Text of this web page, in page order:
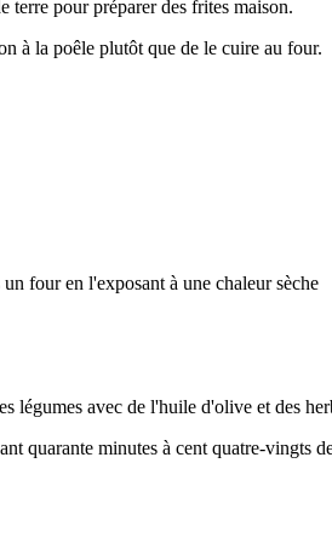
terre pour préparer des frites maison.
à la poêle plutôt que de le cuire au four.
four en l'exposant à une chaleur sèche
légumes avec de l'huile d'olive et des
quarante minutes à cent quatre-vingts